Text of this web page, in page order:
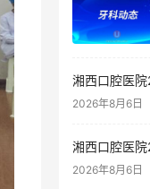
湘西口腔医
2026年8月6日
湘西口腔医
2026年8月6日